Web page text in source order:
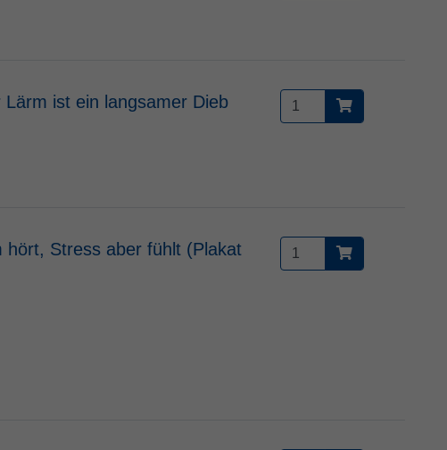
ist ein langsamer Dieb
Stress aber fühlt (Plakat